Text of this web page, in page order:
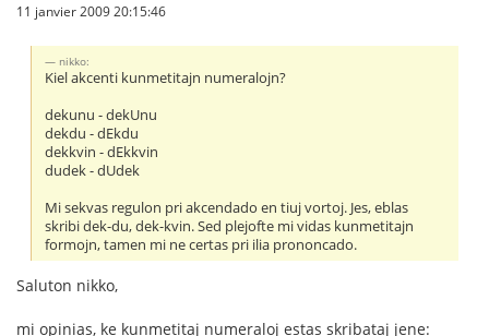
11 janvier 2009 20:15:46
nikko:
Kiel akcenti kunmetitajn numeralojn?
dekunu - dekUnu
dekdu - dEkdu
dekkvin - dEkkvin
dudek - dUdek
Mi sekvas regulon pri akcendado en tiuj vortoj. Jes, eblas
skribi dek-du, dek-kvin. Sed plejofte mi vidas kunmetitajn
formojn, tamen mi ne certas pri ilia prononcado.
Saluton nikko,
mi opinias, ke kunmetitaj numeraloj estas skribataj jene: